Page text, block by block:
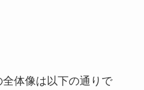
体像は以下の通りで